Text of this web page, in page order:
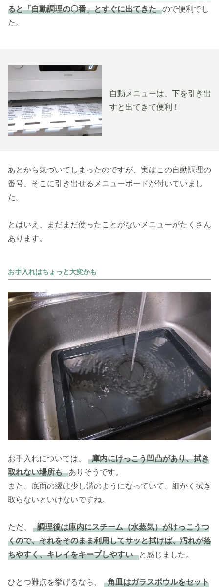
ると「自動調理の〇番」とすぐに出てきた ので便利でし
た。
自動メニューは、下を引き出
すと出てきて便利！
あとから気づいてしまったのですが、実はこの自動調理の
番号、そこに引き出せるメニューボードが付いていまし
た。
とはいえ、まだまだ使ったことがないメニューがたくさん
あります。
お手入れはちょっと大変かも
お手入れについては、
庫内にけっこう凹凸があり、拭き
取れない場所も ありそうです。
また、底面の縁は少し溝のようになっていて、細かく拭き
取らないといけないですね。
ただ、
調理後は庫内にスチーム（水蒸気）がけっこうつ
くので、それをそのまま利用してサッと拭けば、汚れが落
ちやすく、キレイをキープしやすい と感じました。
ひとつ難点を挙げるなら、
角皿はガラスボウルをセット